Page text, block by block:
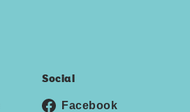
Social
Facebook